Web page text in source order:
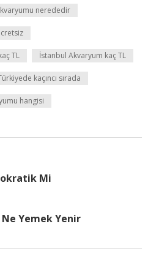
nerededir
TL İstanbul Akvaryum kaç TL
kaçıncı sırada
hangisi
Mi
Yemek Yenir